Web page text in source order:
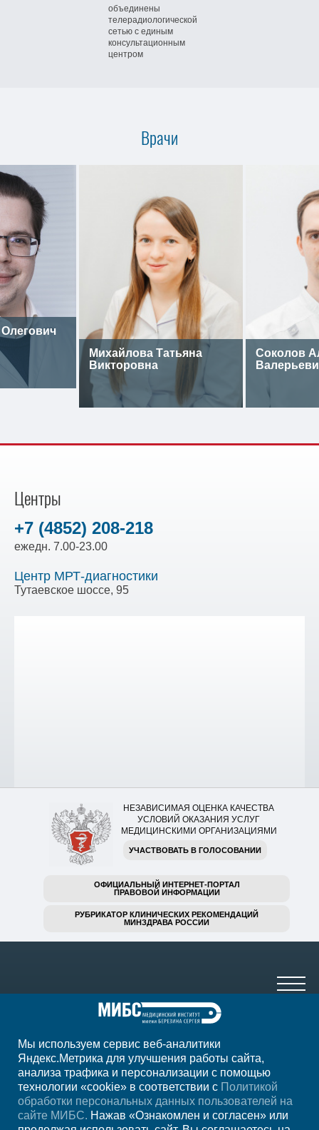
объединены
телерадиологической
сетью с единым
консультационным
центром
Врачи
Михайлова Татьяна
Викторовна
Соколов
Центры
+7 (4852) 208-218
ежедн. 7.00-23.00
Центр МРТ-диагностики
Тутаевское шоссе, 95
НЕЗАВИСИМАЯ ОЦЕНКА КАЧЕСТВА
УСЛОВИЙ ОКАЗАНИЯ УСЛУГ
МЕДИЦИНСКИМИ ОРГАНИЗАЦИЯМИ
УЧАСТВОВАТЬ В ГОЛОСОВАНИИ
ОФИЦИАЛЬНЫЙ ИНТЕРНЕТ-ПОРТАЛ
ПРАВОВОЙ ИНФОРМАЦИИ
РУБРИКАТОР КЛИНИЧЕСКИХ РЕКОМЕНДАЦИЙ
МИНЗДРАВА РОССИИ
+7 (4852) 208-218
ежедн. 7.00-23.00
РегионЯрославль
Мы используем сервис веб-аналитики
Яндекс.Метрика для улучшения работы сайта,
анализа трафика и персонализации с помощью
технологии «cookie» в соответствии с Политикой
обработки персональных данных пользователей на
сайте МИБС. Нажав «Ознакомлен и согласен» или